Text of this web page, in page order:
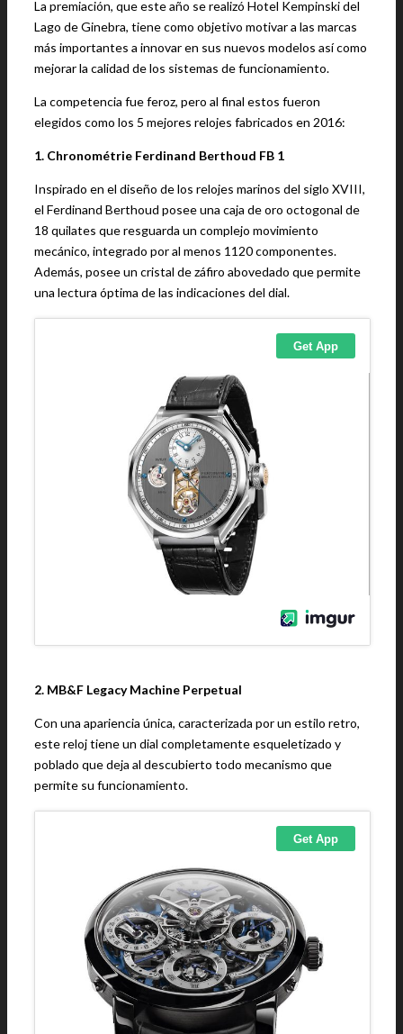
La premiación, que este año se realizó Hotel Kempinski del
Lago de Ginebra, tiene como objetivo motivar a las marcas
más importantes a innovar en sus nuevos modelos así como
mejorar la calidad de los sistemas de funcionamiento.
La competencia fue feroz, pero al final estos fueron
elegidos como los 5 mejores relojes fabricados en 2016:
1. Chronométrie Ferdinand Berthoud FB 1
Inspirado en el diseño de los relojes marinos del siglo XVIII,
el Ferdinand Berthoud posee una caja de oro octogonal de
18 quilates que resguarda un complejo movimiento
mecánico, integrado por al menos 1120 componentes.
Además, posee un cristal de záfiro abovedado que permite
una lectura óptima de las indicaciones del dial.
2. MB&F Legacy Machine Perpetual
Con una apariencia única, caracterizada por un estilo retro,
este reloj tiene un dial completamente esqueletizado y
poblado que deja al descubierto todo mecanismo que
permite su funcionamiento.